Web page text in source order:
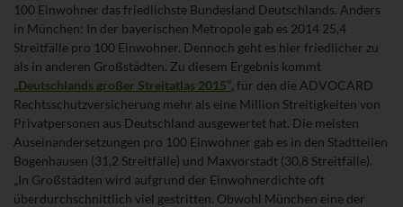
100 Einwohner das friedlichste Bundesland Deutschlands. Anders
in München: In der bayerischen Metropole gab es 2014 25,4
Streitfälle pro 100 Einwohner. Dennoch geht es hier friedlicher zu
als in anderen Großstädten. Zu diesem Ergebnis kommt
„Deutschlands großer Streitatlas 2015“, für den die ADVOCARD
Rechtsschutzversicherung mehr als eine Million Streitigkeiten von
Privatpersonen aus Deutschland ausgewertet hat. Die meisten
Auseinandersetzungen pro 100 Einwohner gab es in den Stadtteilen
Bogenhausen (31,2 Streitfälle) und Maxvorstadt (30,8 Streitfälle).
„In Großstädten wird aufgrund der Einwohnerdichte oft
überdurchschnittlich viel gestritten. Obwohl München eine der